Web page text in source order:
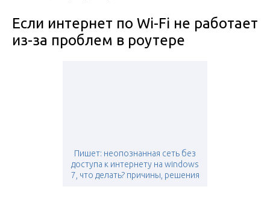
Если интернет по Wi-Fi не работает
из-за проблем в роутере
Пишет: неопознанная сеть без
доступа к интернету на windows
7, что делать? причины, решения